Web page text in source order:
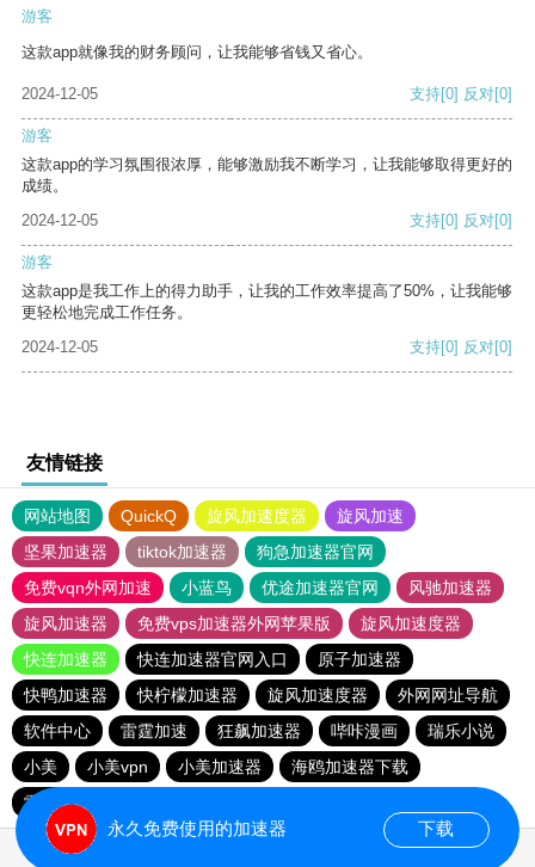
游客
这款app就像我的财务顾问，让我能够省钱又省心。
2024-12-05 支持[0] 反对[0]
游客
这款app的学习氛围很浓厚，能够激励我不断学习，让我能够取得更好的
成绩。
2024-12-05
支持[0] 反对[0]
游客
这款app是我工作上的得力助手，让我的工作效率提高了50%，让我能够
更轻松地完成工作任务。
2024-12-05
支持[0] 反对[0]
友情链接
网站地图 QuickQ 旋风加速度器
旋风加速
坚果加速器
tiktok加速器
狗急加速器官网
免费vqn外网加速
小蓝鸟 优途加速器官网
风驰加速器
旋风加速器
免费vps加速器外网苹果版
旋风加速度器
快连加速器
快连加速器官网入口
原子加速器
快鸭加速器
快柠檬加速器 旋风加速度器
外网网址导航
软件中心
雷霆加速 狂飙加速器 哔咔漫画
瑞乐小说
小美
小美vpn 小美加速器
海鸥加速器下载
雷霆加速版ins
永久免费使用的加速器 下载